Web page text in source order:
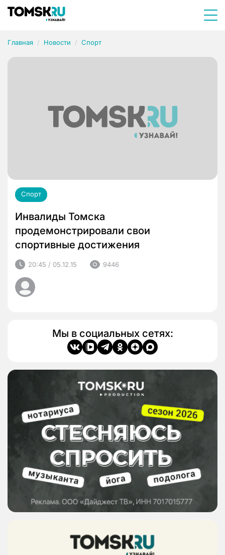
Главная Новости Спорт
Спорт
Инвалиды Томска
продемонстрировали свои
спортивные достижения
20:45 / 05.12.15 9446
Мы в социальных сетях: